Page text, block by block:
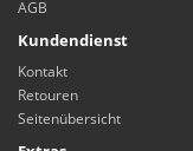
AGB
Kundendienst
Kontakt
Retouren
Seitenübersicht